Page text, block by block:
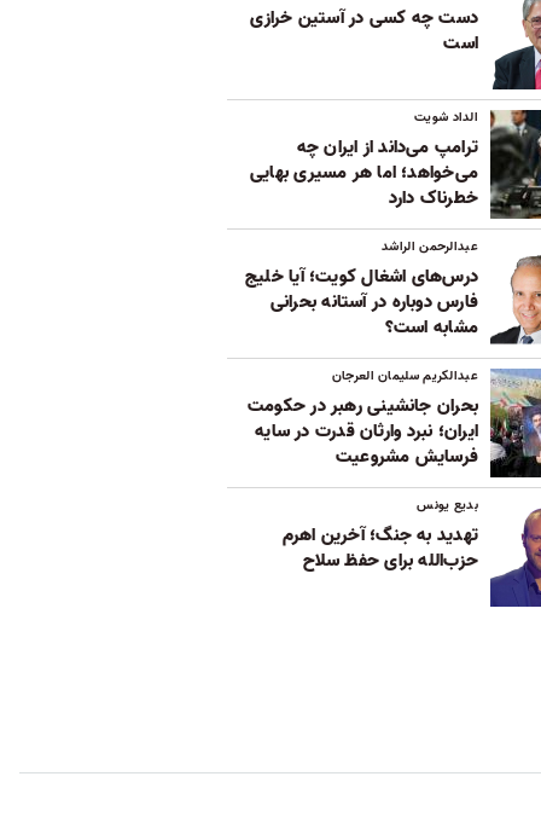
دست چه کسی در آستین خرازی
است
الداد شویت
ترامپ می‌داند از ایران چه
می‌خواهد؛ اما هر مسیری بهایی
خطرناک دارد
عبدالرحمن الراشد
درس‌های اشغال کویت؛ آیا خلیج
فارس دوباره در آستانه بحرانی
مشابه است؟
عبدالکریم سلیمان العرجان
بحران جانشینی رهبر در حکومت
ایران؛ نبرد وارثان قدرت در سایه
فرسایش مشروعیت
بدیع یونس
تهدید به جنگ؛ آخرین اهرم
حزب‌الله برای حفظ سلاح